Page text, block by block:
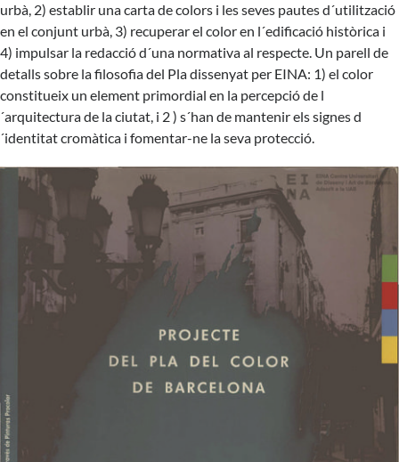
urbà, 2) establir una carta de colors i les seves pautes d´utilització
en el conjunt urbà, 3) recuperar el color en l´edificació històrica i
4) impulsar la redacció d´una normativa al respecte. Un parell de
detalls sobre la filosofia del Pla dissenyat per EINA: 1) el color
constitueix un element primordial en la percepció de l
´arquitectura de la ciutat, i 2 ) s´han de mantenir els signes d
´identitat cromàtica i fomentar-ne la seva protecció.